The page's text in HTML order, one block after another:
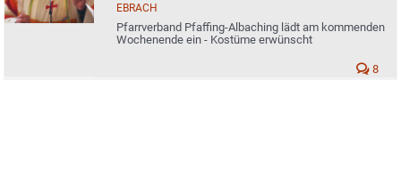
EBRACH
Pfarrverband Pfaffing-Albaching lädt am kommenden
Wochenende ein - Kostüme erwünscht
8